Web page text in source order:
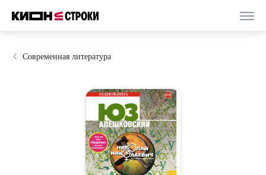
Современная литература